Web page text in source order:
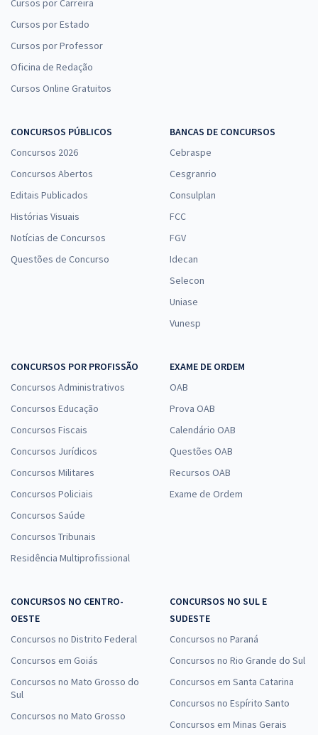
Cursos por Carreira
Cursos por Estado
Cursos por Professor
Oficina de Redação
Cursos Online Gratuitos
CONCURSOS PÚBLICOS
Concursos 2026
Concursos Abertos
Editais Publicados
Histórias Visuais
Notícias de Concursos
Questões de Concurso
BANCAS DE CONCURSOS
Cebraspe
Cesgranrio
Consulplan
FCC
FGV
Idecan
Selecon
Uniase
Vunesp
CONCURSOS POR PROFISSÃO
Concursos Administrativos
Concursos Educação
Concursos Fiscais
Concursos Jurídicos
Concursos Militares
Concursos Policiais
Concursos Saúde
Concursos Tribunais
Residência Multiprofissional
EXAME DE ORDEM
OAB
Prova OAB
Calendário OAB
Questões OAB
Recursos OAB
Exame de Ordem
CONCURSOS NO CENTRO-
OESTE
Concursos no Distrito Federal
Concursos em Goiás
Concursos no Mato Grosso do
Sul
Concursos no Mato Grosso
CONCURSOS NO SUL E
SUDESTE
Concursos no Paraná
Concursos no Rio Grande do Sul
Concursos em Santa Catarina
Concursos no Espírito Santo
Concursos em Minas Gerais